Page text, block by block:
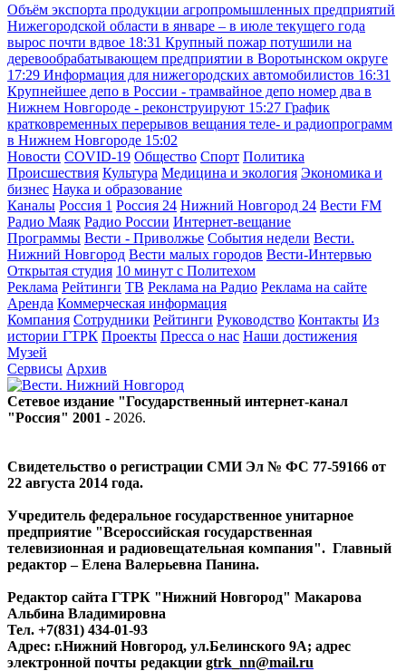
Объём экспорта продукции агропромышленных предприятий
Нижегородской области в январе – в июле текущего года
вырос почти вдвое 18:31 Крупный пожар потушили на
деревообрабатывающем предприятии в Воротынском округе
17:29 Информация для нижегородских автомобилистов 16:31
Крупнейшее депо в России - трамвайное депо номер два в
Нижнем Новгороде - реконструируют 15:27 График
кратковременных перерывов вещания теле- и радиопрограмм
в Нижнем Новгороде 15:02
Новости COVID-19 Общество Спорт Политика
Происшествия Культура Медицина и экология Экономика и
бизнес Наука и образование
Каналы Россия 1 Россия 24 Нижний Новгород 24 Вести FM
Радио Маяк Радио России Интернет-вещание
Программы Вести - Приволжье События недели Вести.
Нижний Новгород Вести малых городов Вести-Интервью
Открытая студия 10 минут с Политехом
Реклама Рейтинги ТВ Реклама на Радио Реклама на сайте
Аренда Коммерческая информация
Компания Сотрудники Рейтинги Руководство Контакты Из
истории ГТРК Проекты Пресса о нас Наши достижения
Музей
Сервисы Архив
Сетевое издание "Государственный интернет-канал
"Россия" 2001 - 2026.
Свидетельство о регистрации СМИ Эл № ФС 77-59166 от
22 августа 2014 года.
Учредитель федеральное государственное унитарное
предприятие "Всероссийская государственная
телевизионная и радиовещательная компания". Главный
редактор – Елена Валерьевна Панина.
Редактор сайта ГТРК "Нижний Новгород" Макарова
Альбина Владимировна
Тел. +7(831) 434-01-93
Адрес: г.Нижний Новгород, ул.Белинского 9А; адрес
электронной почты редакции gtrk_nn@mail.ru